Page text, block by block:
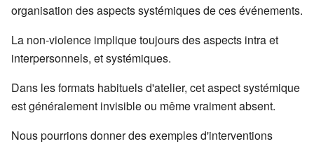
organisation des aspects systémiques de ces événements.
La non-violence implique toujours des aspects intra et
interpersonnels, et systémiques.
Dans les formats habituels d'atelier, cet aspect systémique
est généralement invisible ou même vraiment absent.
Nous pourrions donner des exemples d'interventions